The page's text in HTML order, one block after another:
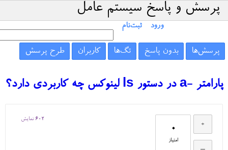
پرسش و پاسخ سیستم عامل
ورود ثبت‌نام
پرسش‌ها بدون پاسخ تگ‌ها کاربران طرح پرسش
پارامتر -a در دستور ls لینوکس چه کاربردی دارد؟
0
امتیاز
602 نمایش